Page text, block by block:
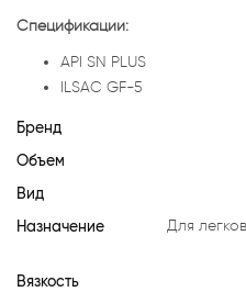
Спецификации:
API SN PLUS
ILSAC GF-5
Бренд
Объем
Вид
Назначение Для
Вязкость